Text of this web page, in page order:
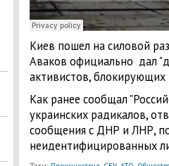
Киев пошел на силовой
Аваков официально дал
активистов, блокирующих
Как ранее сообщал
украинских радикалов,
сообщения с ДНР и ЛНР,
неидентифицированных